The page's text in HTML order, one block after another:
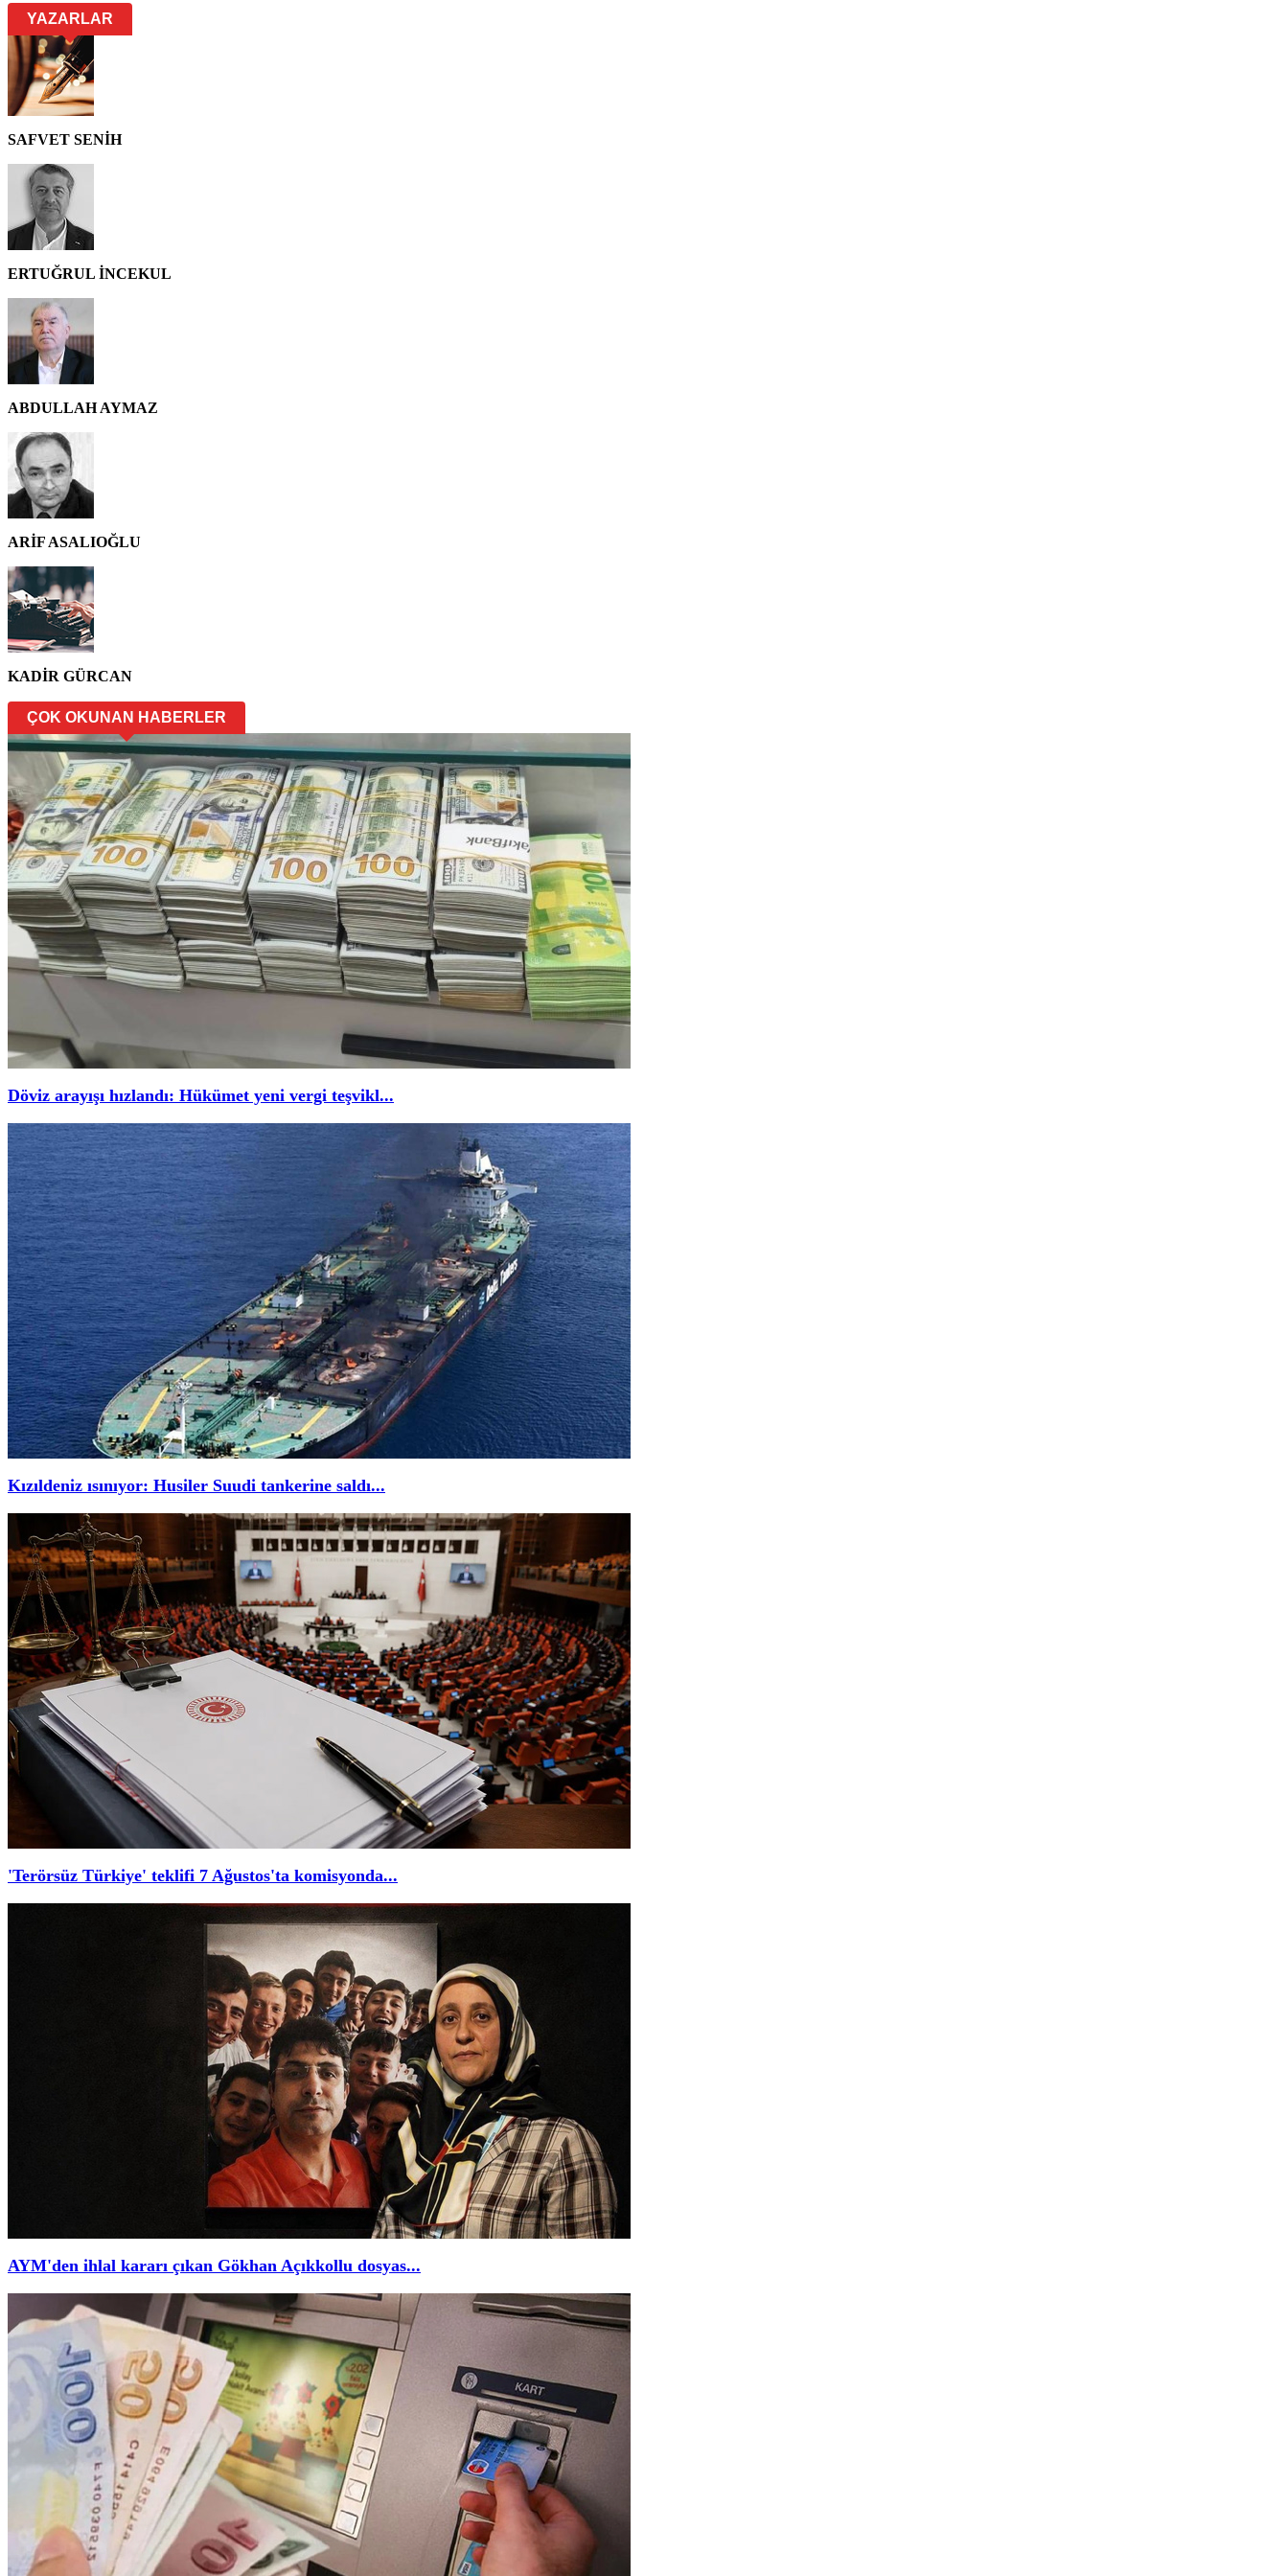
YAZARLAR
SAFVET SENİH
ERTUĞRUL İNCEKUL
ABDULLAH AYMAZ
ARİF ASALIOĞLU
KADİR GÜRCAN
ÇOK OKUNAN HABERLER
Döviz arayışı hızlandı: Hükümet yeni vergi teşvikl...
Kızıldeniz ısınıyor: Husiler Suudi tankerine saldı...
'Terörsüz Türkiye' teklifi 7 Ağustos'ta komisyonda...
AYM'den ihlal kararı çıkan Gökhan Açıkkollu dosyas...